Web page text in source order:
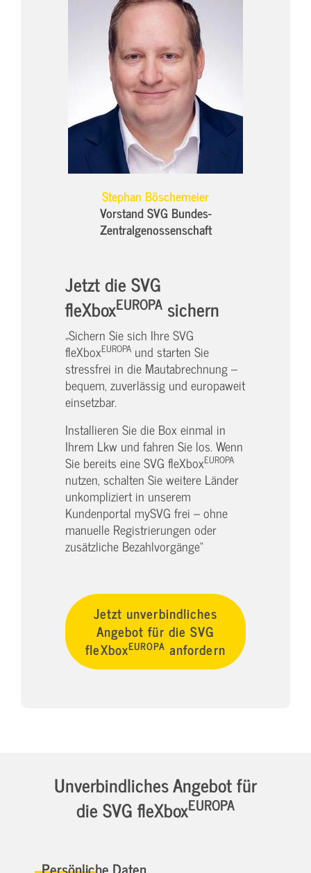
Stephan Böschemeier
Vorstand SVG Bundes-
Zentralgenossenschaft
Jetzt die SVG
fleXboxEUROPA sichern
„Sichern Sie sich Ihre SVG
fleXboxEUROPA und starten Sie
stressfrei in die Mautabrechnung –
bequem, zuverlässig und europaweit
einsetzbar.
Installieren Sie die Box einmal in
Ihrem Lkw und fahren Sie los. Wenn
Sie bereits eine SVG fleXboxEUROPA
nutzen, schalten Sie weitere Länder
unkompliziert in unserem
Kundenportal mySVG frei – ohne
manuelle Registrierungen oder
zusätzliche Bezahlvorgänge“
Jetzt unverbindliches
Angebot für die SVG
fleXboxEUROPA anfordern
Unverbindliches Angebot für
die SVG fleXboxEUROPA